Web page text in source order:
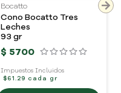
Bocatto
Cono Bocatto Tres
Leches
93 gr
$ 5700
Impuestos Incluidos
$61.29 cada gr